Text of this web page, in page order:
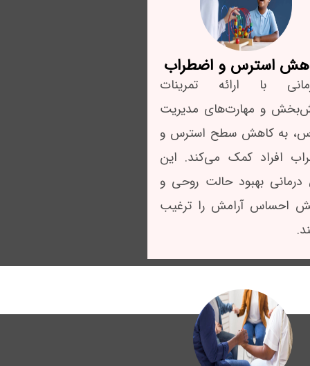
استرس و اضطراب
با ارائه تمرینات
و مهارت‌های مدیریت
به کاهش سطح استرس و
افراد کمک می‌کند. این
بهبود حالت روحی و
احساس آرامش را ترغیب